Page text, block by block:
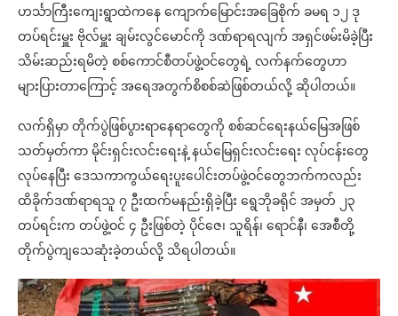
ဟင်္သာကြီးကျေးရွာထဲကနေ ကျောက်မြောင်းအခြေစိုက် ခမရ ၁၂ ဒု
တပ်ရင်းမှူး ဗိုလ်မှူး ချမ်းလွင်မောင်ကို ဒဏ်ရာရလျက် အရှင်ဖမ်းမိခဲ့ပြီး
သိမ်းဆည်းရမိတဲ့ စစ်ကောင်စီတပ်ဖွဲ့ဝင်တွေရဲ့ လက်နက်တွေဟာ
များပြားတာကြောင့် အရေအတွက်စိစစ်ဆဲဖြစ်တယ်လို့ ဆိုပါတယ်။
လက်ရှိမှာ တိုက်ပွဲဖြစ်ပွားရာနေရာတွေကို စစ်ဆင်ရေးနယ်မြေအဖြစ်
သတ်မှတ်ကာ မိုင်းရှင်းလင်းရေးနဲ့ နယ်မြေရှင်းလင်းရေး လုပ်ငန်းတွေ
လုပ်နေပြီး ဒေသကာကွယ်ရေးပူးပေါင်းတပ်ဖွဲ့ဝင်တွေဘက်ကလည်း
ထိခိုက်ဒဏ်ရာရသူ ၇ ဦးထက်မနည်းရှိခဲ့ပြီး ရွေဘိုခရိုင် အမှတ် ၂၃
တပ်ရင်းက တပ်ဖွဲ့ဝင် ၄ ဦးဖြစ်တဲ့ ပိုင်ဇေ၊ သူရိန်၊ ရောင်နီ၊ အေစီတို့
တိုက်ပွဲကျသေဆုံးခဲ့တယ်လို့ သိရပါတယ်။